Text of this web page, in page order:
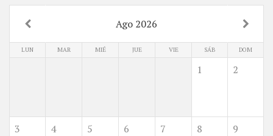
Ago 2026
LUN MAR MIÉ JUE VIE SÁB DOM
1 2
3 4 5 6 7 8 9